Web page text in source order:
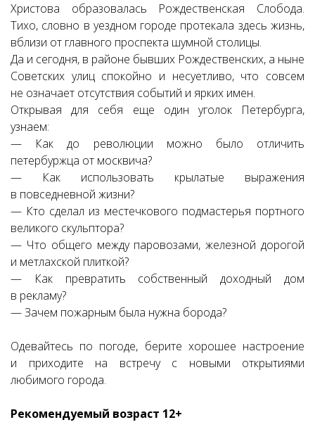
Христова образовалась Рождественская Слобода.
Тихо, словно в уездном городе протекала здесь жизнь,
вблизи от главного проспекта шумной столицы.
Да и сегодня, в районе бывших Рождественских, а ныне
Советских улиц спокойно и несуетливо, что совсем
не означает отсутствия событий и ярких имен.
Открывая для себя еще один уголок Петербурга,
узнаем:
— Как до революции можно было отличить
петербуржца от москвича?
— Как использовать крылатые выражения
в повседневной жизни?
— Кто сделал из местечкового подмастерья портного
великого скульптора?
— Что общего между паровозами, железной дорогой
и метлахской плиткой?
— Как превратить собственный доходный дом
в рекламу?
— Зачем пожарным была нужна борода?
Одевайтесь по погоде, берите хорошее настроение
и приходите на встречу с новыми открытиями
любимого города.
Рекомендуемый возраст 12+